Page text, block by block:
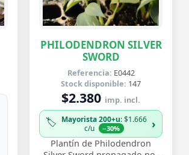
PHILODENDRON SILVER
SWORD
Referencia: E0442
Stock disponible: 147
$2.380 imp. incl.
🏷️ Mayorista 200+u: $1.666
c/u
−30% ›
Plantín de Philodendron